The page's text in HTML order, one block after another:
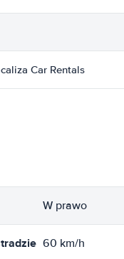
Car Rentals
W prawo
60 km/h